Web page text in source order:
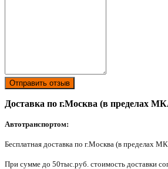
Отправить отзыв
Доставка по г.Москва (в пределах
Автотранспортом:
Бесплатная доставка по г.Москва (в пределах
При сумме до 50тыс.руб. стоимость доставки